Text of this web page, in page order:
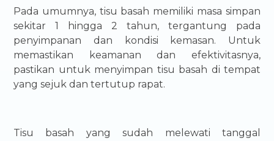
Pada umumnya, tisu basah memiliki masa simpan
sekitar 1 hingga 2 tahun, tergantung pada
penyimpanan dan kondisi kemasan. Untuk
memastikan keamanan dan efektivitasnya,
pastikan untuk menyimpan tisu basah di tempat
yang sejuk dan tertutup rapat.
Tisu basah yang sudah melewati tanggal